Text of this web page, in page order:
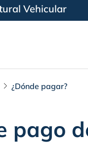
Vehicular
¿Dónde pagar?
pago